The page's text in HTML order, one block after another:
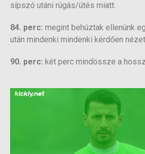
sípszó utáni rúgás/ütés miatt.
84. perc: megint behúztak ellenünk
után mindenki mindenki kérdően
90. perc: két perc mindössze a